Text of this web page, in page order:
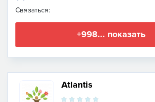
Связаться:
+998... показать
Atlantis